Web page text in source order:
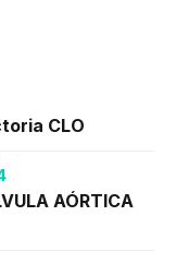
CLO
AÓRTICA